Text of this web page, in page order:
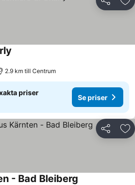
Dela
2.9 km till Centrum
priser
Se priser
Dela
- Bad Bleiberg